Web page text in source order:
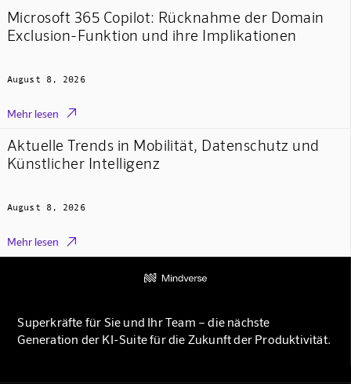
Microsoft 365 Copilot: Rücknahme der Domain
Exclusion-Funktion und ihre Implikationen
August 8, 2026
Mehr lesen 
Aktuelle Trends in Mobilität, Datenschutz und
Künstlicher Intelligenz
August 8, 2026
Mehr lesen 
Superkräfte für Sie und Ihr Team – die nächste
Generation der KI-Suite für die Zukunft der Produktivität.